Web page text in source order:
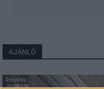
AJÁNLÓ
Útépítés